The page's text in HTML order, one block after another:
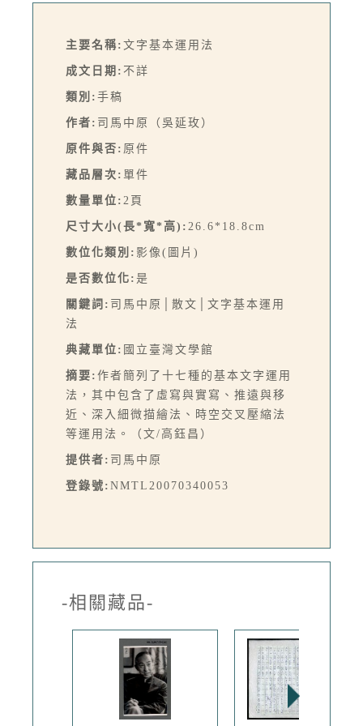
主要名稱: 文字基本運用法
成文日期: 不詳
類別: 手稿
作者: 司馬中原（吳延玫）
原件與否: 原件
藏品層次: 單件
數量單位: 2頁
尺寸大小(長*寬*高): 26.6*18.8cm
數位化類別: 影像(圖片)
是否數位化: 是
關鍵詞: 司馬中原│散文│文字基本運用
法
典藏單位: 國立臺灣文學館
摘要: 作者簡列了十七種的基本文字運用
法，其中包含了虛寫與實寫、推遠與移
近、深入細微描繪法、時空交叉壓縮法
等運用法。（文/高鈺昌）
提供者: 司馬中原
登錄號: NMTL20070340053
-相關藏品-